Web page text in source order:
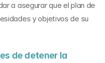
a asegurar que el plan de
y objetivos de su
de detener la